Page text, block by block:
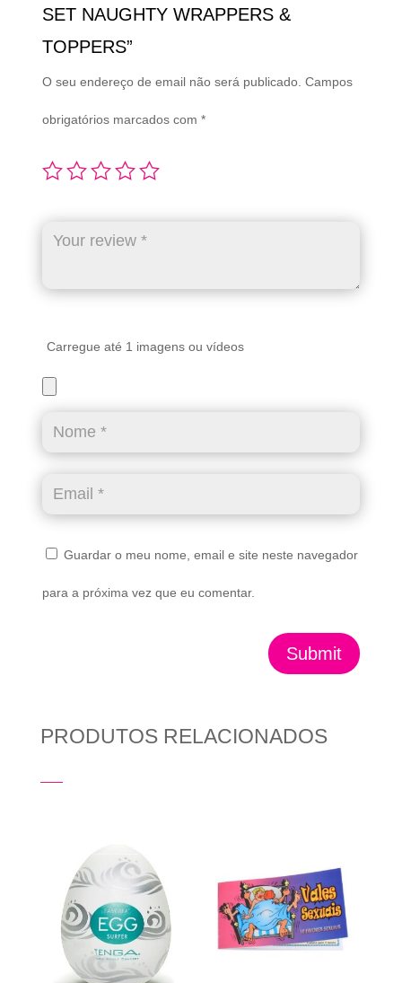
SET NAUGHTY WRAPPERS &
TOPPERS”
O seu endereço de email não será publicado. Campos
obrigatórios marcados com *
Carregue até 1 imagens ou vídeos
Guardar o meu nome, email e site neste navegador
para a próxima vez que eu comentar.
Submit
PRODUTOS RELACIONADOS